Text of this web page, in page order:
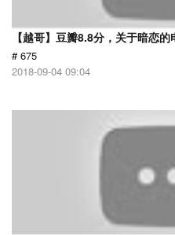
【越哥】豆瓣8.8分，关于暗恋
# 675
2018-09-04 09:04